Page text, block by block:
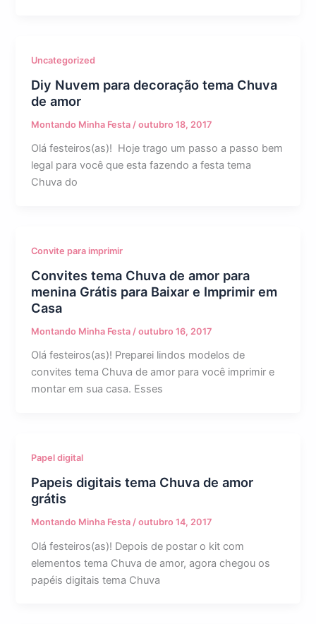
Uncategorized
Diy Nuvem para decoração tema Chuva
de amor
Montando Minha Festa /outubro 18, 2017
Olá festeiros(as)! Hoje trago um passo a passo bem
legal para você que esta fazendo a festa tema
Chuva do
Convite para imprimir
Convites tema Chuva de amor para
menina Grátis para Baixar e Imprimir em
Casa
Montando Minha Festa /outubro 16, 2017
Olá festeiros(as)! Preparei lindos modelos de
convites tema Chuva de amor para você imprimir e
montar em sua casa. Esses
Papel digital
Papeis digitais tema Chuva de amor
grátis
Montando Minha Festa /outubro 14, 2017
Olá festeiros(as)! Depois de postar o kit com
elementos tema Chuva de amor, agora chegou os
papéis digitais tema Chuva